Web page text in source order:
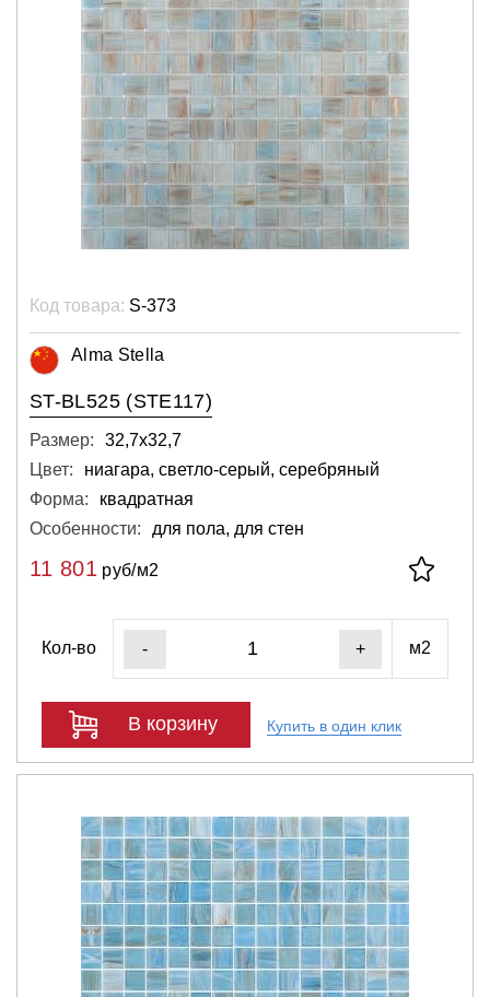
Код товара: S-373
Alma Stella
ST-BL525 (STE117)
Размер:
32,7х32,7
Цвет:
ниагара, светло-серый, серебряный
Форма:
квадратная
Особенности:
для пола, для стен
11 801 руб/м2
Кол-во - + м2
В корзину Купить в один клик